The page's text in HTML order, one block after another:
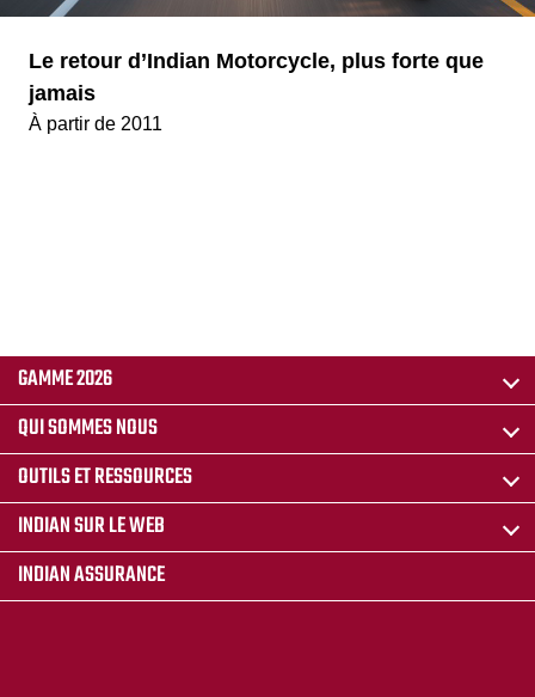
Le retour d’Indian Motorcycle, plus forte que
jamais
À partir de 2011
GAMME 2026
QUI SOMMES NOUS
OUTILS ET RESSOURCES
INDIAN SUR LE WEB
INDIAN ASSURANCE